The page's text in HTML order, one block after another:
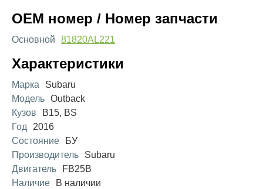
OEM номер / Номер запчасти
Основной 81820AL221
Характеристики
Марка
Subaru
Модель Outback
Кузов
B15, BS
Год
2016
Состояние
БУ
Производитель
Subaru
Двигатель
FB25B
Наличие
В наличии